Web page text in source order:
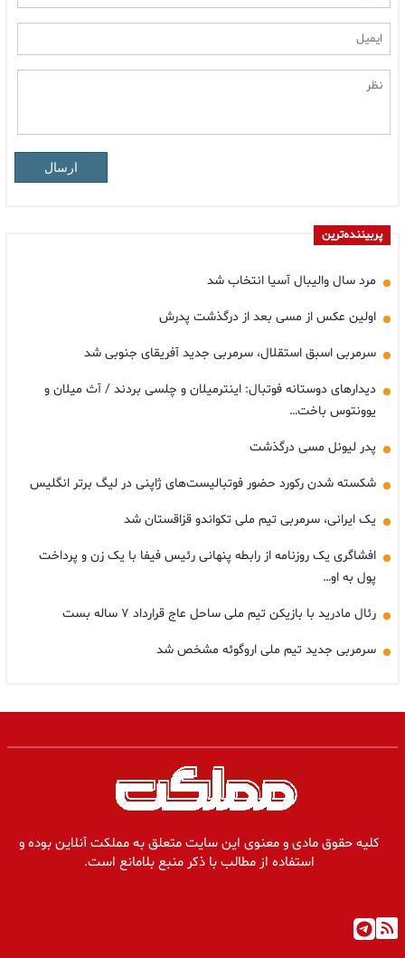
ارسال
پربیننده‌ترین
مرد سال والیبال آسیا انتخاب شد
اولین عکس از مسی بعد از درگذشت پدرش
سرمربی اسبق استقلال، سرمربی جدید آفریقای جنوبی شد
دیدارهای دوستانه فوتبال: اینترمیلان و چلسی بردند / آث میلان و
یوونتوس باخت…
پدر لیونل مسی درگذشت
شکسته شدن رکورد حضور فوتبالیست‌های ژاپنی در لیگ برتر انگلیس
یک ایرانی، سرمربی تیم ملی تکواندو قزاقستان شد
افشاگری یک روزنامه از رابطه پنهانی رئیس فیفا با یک زن و پرداخت
پول به او…
رئال مادرید با بازیکن تیم ملی ساحل عاج قرارداد ۷ ساله بست
سرمربی جدید تیم ملی اروگوئه مشخص شد
کلیه حقوق مادی و معنوی این سایت متعلق به مملکت آنلاین بوده و
استفاده از مطالب با ذکر منبع بلامانع است.